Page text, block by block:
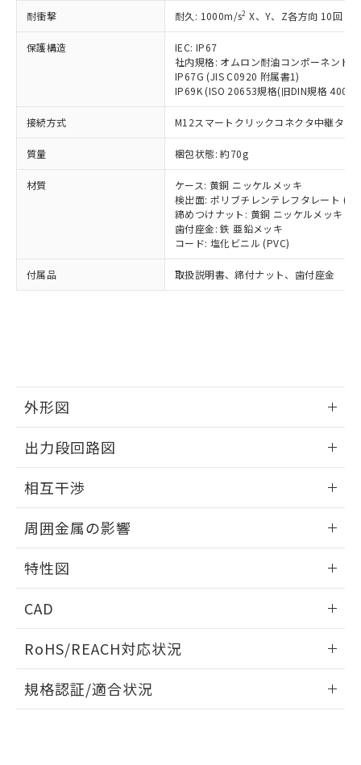
耐衝撃 耐久: 1000m/s2 X、Y、Z各方向 10回
保護構造
IEC: IP67
社内規格: オムロン耐油コンポーネント
IP67G (JIS C0920 附属書1)
IP69K (ISO 20653規格(旧DIN規格
接続方式 M12スマートクリックコネクタ中継タイ
質量 梱包状態: 約70g
材質
ケース: 黄銅 ニッケルメッキ
検出面: ポリブチレンテレフタレート
締めつけナット: 黄銅 ニッケルメッキ
歯付座金: 鉄 亜鉛メッキ
コード: 塩化ビニル (PVC)
付属品 取扱説明書、締付ナット、歯付座金
外形図
外形図
出力段回路図
出力段回路図
相互干渉
相互干渉
A: 60mm以上、B: 35mm以上
周囲金属の影響
周囲金属の影響
特性図
検出物体の大きさと材質による影響
CAD
ドすることができます。
ログイン/会員登録
RoHS/REACH対応状況
EU RoHS 注意事項・凡例
規格認証/適合状況
タに基づき作成されるものであり、閲
覧された時点での実際の在庫および標
準価格とは異なる場合があることをご
了承ください。
正式な納期状況および標準価格はお客
様のお取引先、またはお客様担当のオ
ムロン制御機器販売店・当社販売員に
ご相談ください。
オムロン制御機器販売店や当社販売拠
販売ネットワーク
」をご確認
在庫状況および標準価格結果を当社の
事前の承諾なく第三者に漏洩または開
示しないようお願いします。
マイパーツ機能（部品リスト作成サー
ビス）をご利用いただくには、I-Web
メンバーズにご登録されている必要が
引・商談に必要な範囲で利用すること
※当社の共同利用者とは、"個人情報
の共同利用に関して"
用者の範囲」に記載されている法人を
鉛(Pb) 1000ppm以下、 水銀(Hg) 1000ppm以下、 カド
ミウム(Cd) 100ppm以下、
六価クロム(Cr(Ⅵ)) 1000ppm以下、ポリ臭化ビフェニル
類(PBB) 1000ppm以下、ポリ臭化ジフェニルエーテル類
(PBDE) 1000ppm以下、フタル酸ビス(2-エチルヘキシ
ル) (DEHP)(別名：DOP) 1000ppm以下、フタル酸ブチ
ルベンジル（BBP） 1000ppm以下、フタル酸ジブチル
（DBP） 1000ppm以下、フタル酸ジイソブチル
(DIBP) 1000ppm以下
但し、RoHS指令で産業用監視および制御機器に対する
フタル酸エステル類の４物質については閾値を超える意
部品在庫の切り替え状況などにより、予定
月が前後することがあります。
とができます。
EU RoHS指令（10物質）の非含有証明書
※本証明書は発行日時点で非含有を証明す
るもので、過去に遡って非含有を証明する
ものではありません。
物質の対応では、対応完了までの期間は出
荷製品に未対応品が混在することから備考
欄に対応日を記載しておりました。
既に当社にて対応品への在庫切替を完了
していることから、特段のことがない限
*中国RoHS10物質の基準値 (GB/T26572)：
Pb(鉛) :1000ppm、 Hg(水銀) : 1000ppm、 Cd(カドミウ
ム) : 100ppm、
Cr(Ⅵ)(六価クロム) : 1000ppm、 PBBs(ポリ臭化ビフェ
ニル類) : 1000ppm、 PBDEs(ポリ臭化ジフェニルエーテ
DBP(フタル酸ジブチル) : 1000ppm、 DIBP(フタル酸ジ
イソブチル) : 1000ppm、 BBP(フタル酸ブチルベンジ
ル) : 1000ppm、
※2 環境保護使用期限
「ｅ」：有害物質（10物質）のすべてが基
準値以下であることを示します。
「10」：通常の使用状況下において有害物
質が外部に漏えいし、環境に深刻な影響を
及ぼさない年数を意味します。
または国外への提供する場合は、日本
国政府の輸出許可(または役務取引許
可)を取得するなどの必要な手続きを
当社は規制貨物を破棄する場合は、完
全に破砕するなど、違法に輸出されな
当社は貴社製品を、核兵器、ミサイ
ル、化学兵器、生物兵器またはその他
武器並びにこれらの製造装置等に一切
使用いたしません。
当社は、貴社製品を第三者に販売する
場合は、上記1、2および3の内容を当
該第三者に通知します。また当社は、
販売先および販売に係わる関係者が違
法に輸出するおそれがある場合は、取
り引きをいたしません。
合意する キャンセル
一定数以上の在庫あり
一定数には満たないが在庫あり
在庫なし(最新の在庫状況につ
いては、お客様のお取引先、ま
たはお客様担当のオムロン制御
機器販売店・当社販売員にご確
認ください)
受注生産機種、また在庫状況の
情報を公開していない機種